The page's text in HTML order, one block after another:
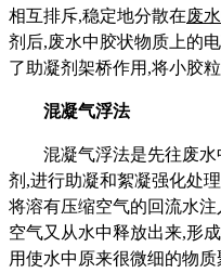
相互排斥,稳定地分散在废水
剂后,废水中胶状物质上的
了助凝剂架桥作用,将小胶
混凝气浮法
混凝气浮法是先往废水
剂 ,进行助凝和絮凝强化处
将溶有压缩空气的回流水
空气又从水中释放出来,形
用使水中原来很微细的物